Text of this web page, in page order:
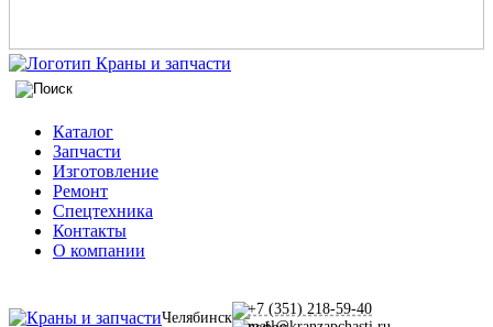
Каталог
Запчасти
Изготовление
Ремонт
Спецтехника
Контакты
О компании
Челябинск
+7 (351) 218-59-40